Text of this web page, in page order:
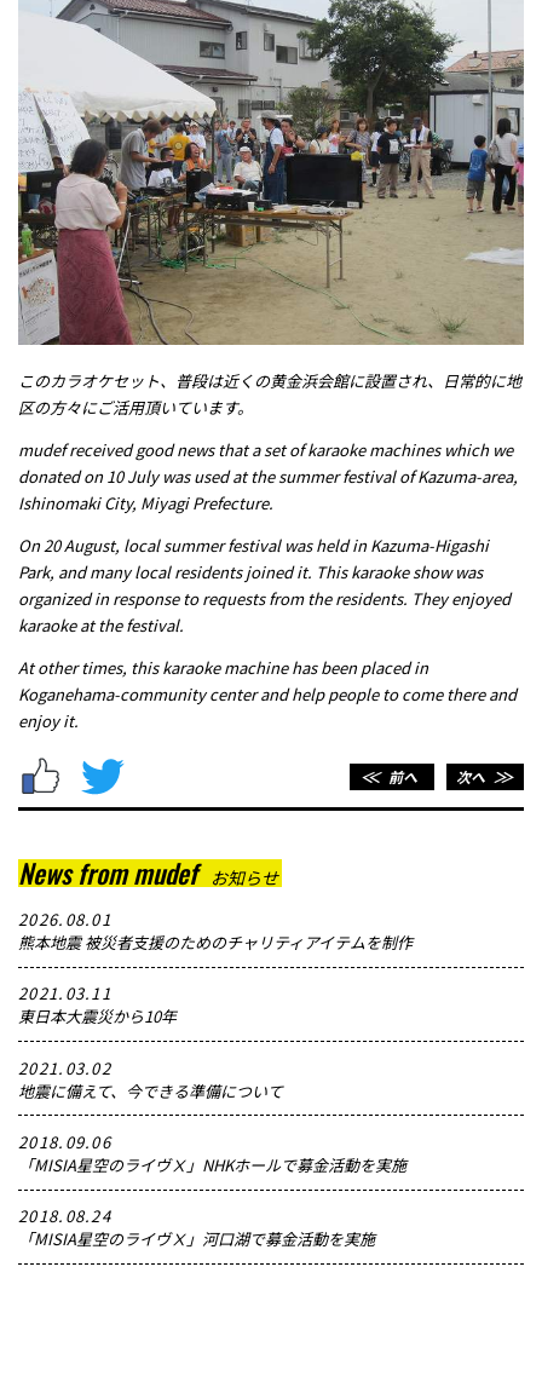
このカラオケセット、普段は近くの黄金浜会館に設置され、日常的に地
区の方々にご活用頂いています。
mudef received good news that a set of karaoke machines which we
donated on 10 July was used at the summer festival of Kazuma-area,
Ishinomaki City, Miyagi Prefecture.
On 20 August, local summer festival was held in Kazuma-Higashi
Park, and many local residents joined it. This karaoke show was
organized in response to requests from the residents. They enjoyed
karaoke at the festival.
At other times, this karaoke machine has been placed in
Koganehama-community center and help people to come there and
enjoy it.
＜＜前へ 次へ＞＞
News from mudef お知らせ
2026.08.01
熊本地震 被災者支援のためのチャリティアイテムを制作
2021.03.11
東日本大震災から10年
2021.03.02
地震に備えて、今できる準備について
2018.09.06
「MISIA星空のライヴⅩ」NHKホールで募金活動を実施
2018.08.24
「MISIA星空のライヴⅩ」河口湖で募金活動を実施